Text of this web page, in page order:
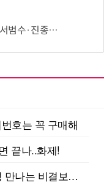
징계 절차 개시